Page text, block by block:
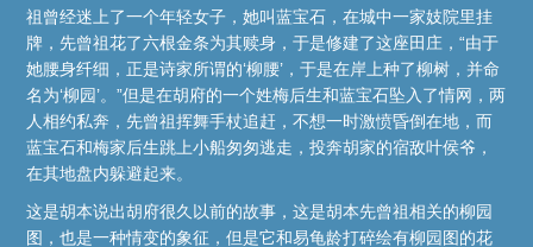
祖曾经迷上了一个年轻女子，她叫蓝宝石，在城中一家妓院里挂
牌，先曾祖花了六根金条为其赎身，于是修建了这座田庄，“由于
她腰身纤细，正是诗家所谓的‘柳腰’，于是在岸上种了柳树，并命
名为‘柳园’。”但是在胡府的一个姓梅后生和蓝宝石坠入了情网，两
人相约私奔，先曾祖挥舞手杖追赶，不想一时激愤昏倒在地，而
蓝宝石和梅家后生跳上小船匆匆逃走，投奔胡家的宿敌叶侯爷，
在其地盘内躲避起来。
这是胡本说出胡府很久以前的故事，这是胡本先曾祖相关的柳园
图，也是一种情变的象征，但是它和易龟龄打碎绘有柳园图的花